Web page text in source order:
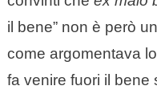
il bene” non è però
come argomentava
fa venire fuori il bene